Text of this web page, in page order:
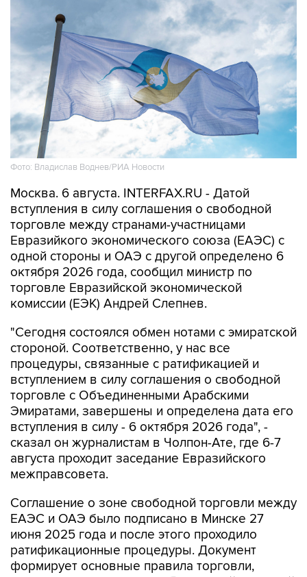
Фото: Владислав Воднев/РИА Новости
Москва. 6 августа. INTERFAX.RU - Датой
вступления в силу соглашения о свободной
торговле между странами-участницами
Евразийкого экономического союза (ЕАЭС) с
одной стороны и ОАЭ с другой определено 6
октября 2026 года, сообщил министр по
торговле Евразийской экономической
комиссии (ЕЭК) Андрей Слепнев.
"Сегодня состоялся обмен нотами с эмиратской
стороной. Соответственно, у нас все
процедуры, связанные с ратификацией и
вступлением в силу соглашения о свободной
торговле с Объединенными Арабскими
Эмиратами, завершены и определена дата его
вступления в силу - 6 октября 2026 года", -
сказал он журналистам в Чолпон-Ате, где 6-7
августа проходит заседание Евразийского
межправсовета.
Соглашение о зоне свободной торговли между
ЕАЭС и ОАЭ было подписано в Минске 27
июня 2025 года и после этого проходило
ратификационные процедуры. Документ
формирует основные правила торговли,